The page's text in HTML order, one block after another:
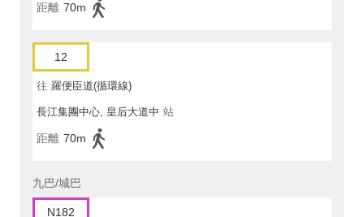
距離 70m
12
往 羅便臣道(循環線)
長江集團中心, 皇后大道中 站
距離 70m
九巴/城巴
N182